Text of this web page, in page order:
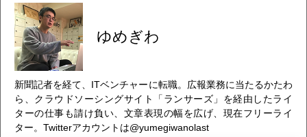
ゆめぎわ
新聞記者を経て、ITベンチャーに転職。広報業務に当たるかたわ
ら、クラウドソーシングサイト「ランサーズ」を経由したライ
ターの仕事も請け負い、文章表現の幅を広げ、現在フリーライ
ター。Twitterアカウントは@yumegiwanolast